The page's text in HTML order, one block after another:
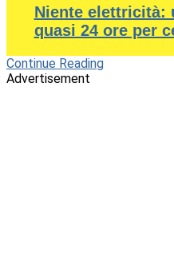
Niente elettricità:
quasi 24 ore per
Continue Reading
Advertisement